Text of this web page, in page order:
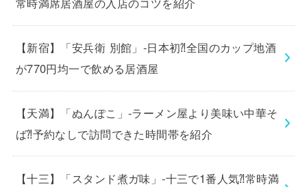
【新宿】「安兵衛 別館」-日本初⁈全国のカップ地酒
が770円均一で飲める居酒屋
【天満】「ぬんぽこ」-ラーメン屋より美味い中華そ
ば⁈予約なしで訪問できた時間帯を紹介
【十三】「スタンド煮ガ味」-十三で1番人気⁈常時満